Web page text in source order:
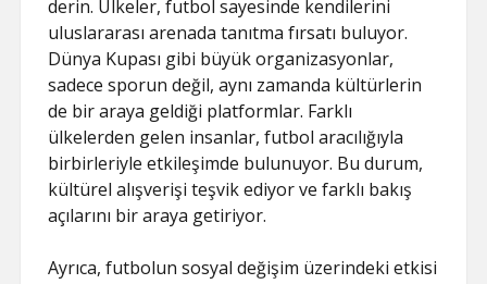
derin. Ülkeler, futbol sayesinde kendilerini
uluslararası arenada tanıtma fırsatı buluyor.
Dünya Kupası gibi büyük organizasyonlar,
sadece sporun değil, aynı zamanda kültürlerin
de bir araya geldiği platformlar. Farklı
ülkelerden gelen insanlar, futbol aracılığıyla
birbirleriyle etkileşimde bulunuyor. Bu durum,
kültürel alışverişi teşvik ediyor ve farklı bakış
açılarını bir araya getiriyor.
Ayrıca, futbolun sosyal değişim üzerindeki etkisi